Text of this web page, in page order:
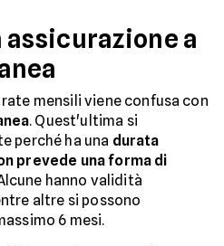
a
mensili viene confusa con
. Quest'ultima si
perché ha una durata
prevede una forma di
hanno validità
altre si possono
6 mesi.